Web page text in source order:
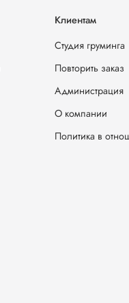
Клиентам
Студия груминга
Повторить заказ
Администрация
О компании
Политика в